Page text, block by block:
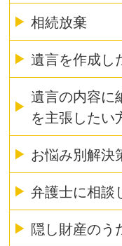
相続放棄
遺言を作成し
遺言の内容に
を主張したい
お悩み別解決
弁護士に相談
隠し財産のう